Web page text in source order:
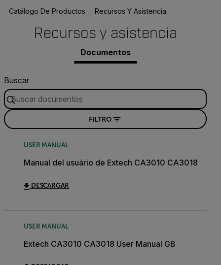
Catálogo De Productos Recursos Y Asistencia
Recursos y asistencia
Documentos
Buscar
FILTRO
USER MANUAL
Manual del usuário de Extech CA3010 CA3018
DESCARGAR
USER MANUAL
Extech CA3010 CA3018 User Manual GB